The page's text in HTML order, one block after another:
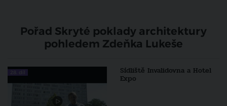
Pořad Skryté poklady architektury
pohledem Zdeňka Lukeše
28. díl Sídliště Invalidovna a Hotel
Expo